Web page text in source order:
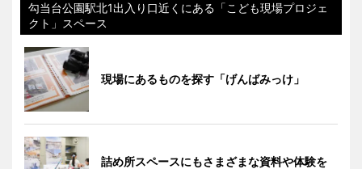
勾当台公園駅北1出入り口近くにある「こども現場プロジェ
クト」スペース
現場にあるものを探す「げんばみっけ」
詰め所スペースにもさまざまな資料や体験を